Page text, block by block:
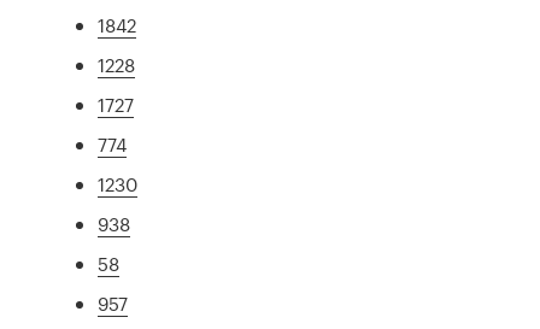
1842
1228
1727
774
1230
938
58
957